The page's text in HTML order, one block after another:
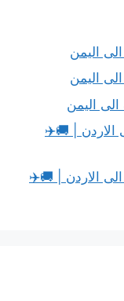
اليمن
| 🚚✈️
| 🚚✈️